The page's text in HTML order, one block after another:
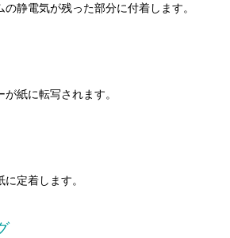
の静電気が残った部分に付着します。
紙に転写されます。
定着します。